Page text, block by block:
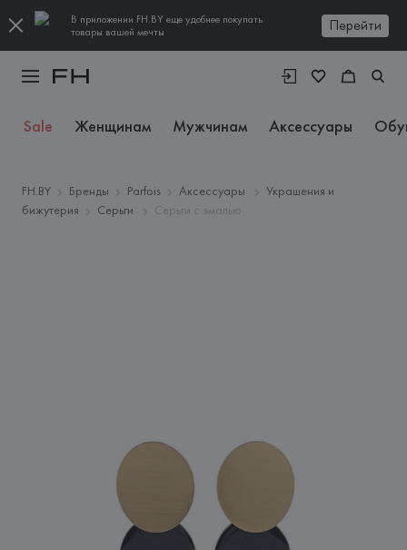
В приложении FH.BY еще удобнее покупать
товары вашей мечты
Перейти
Sale Женщинам Мужчинам Аксессуары
FH.BY Бренды Parfois Аксессуары
Украшения и
бижутерия
Серьги Серьги с эмалью